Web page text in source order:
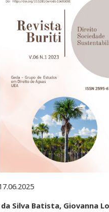
Silva Batista, Giovanna